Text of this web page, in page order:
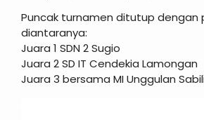
Puncak turnamen ditutup
diantaranya:
Juara 1 SDN 2 Sugio
Juara 2 SD IT Cendekia Lamongan
Juara 3 bersama MI Unggulan